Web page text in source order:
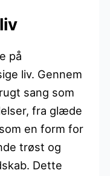
på
liv. Gennem
sang som
fra glæde
en form for
trøst og
Dette